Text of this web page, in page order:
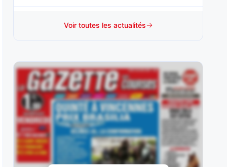
Melbora : Sur le podium d’un événement
AOÛT 1, 2026 15
Baileys Bachelor : Après s’être imposé à trois
reprises l’an dernier en catégories
JUILLET 31, 2026 20
Hello Avenue : Elle a tenté sa chance sans
succès dans le Prix
JUILLET 30, 2026 20
Voir toutes les actualités